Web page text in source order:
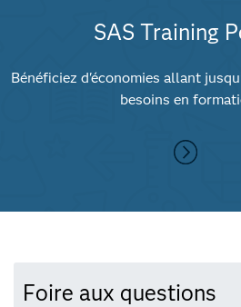
SAS Training
Bénéficiez d'économies allant
besoins en
Foire aux questions